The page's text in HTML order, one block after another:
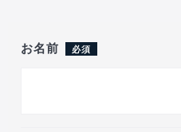
お名前 必須